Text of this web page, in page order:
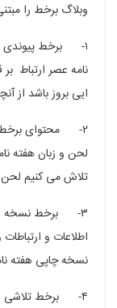
وبلاگ برخط را
۱- برخط پیوندی
نامه عصر ارتباط
ایی بروز باشد از
۲- محتوای برخط
لحن و زبان هفته
تلاش می کنیم لحن
۳- برخط نسخه
اطلاعات و
نسخه چاپی هفته
۴- برخط تلاشی